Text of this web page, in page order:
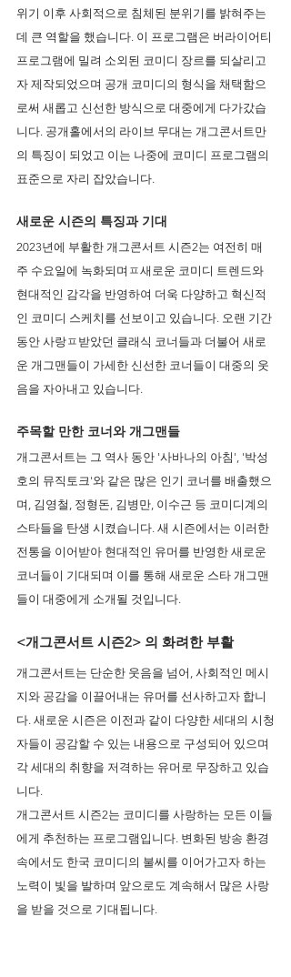
위기 이후 사회적으로 침체된 분위기를 밝혀주는
데 큰 역할을 했습니다. 이 프로그램은 버라이어티
프로그램에 밀려 소외된 코미디 장르를 되살리고
자 제작되었으며 공개 코미디의 형식을 채택함으
로써 새롭고 신선한 방식으로 대중에게 다가갔습
니다. 공개홀에서의 라이브 무대는 개그콘서트만
의 특징이 되었고 이는 나중에 코미디 프로그램의
표준으로 자리 잡았습니다.
새로운 시즌의 특징과 기대
2023년에 부활한 개그콘서트 시즌2는 여전히 매
주 수요일에 녹화되며ㅍ새로운 코미디 트렌드와
현대적인 감각을 반영하여 더욱 다양하고 혁신적
인 코미디 스케치를 선보이고 있습니다. 오랜 기간
동안 사랑ㅍ받았던 클래식 코너들과 더불어 새로
운 개그맨들이 가세한 신선한 코너들이 대중의 웃
음을 자아내고 있습니다.
주목할 만한 코너와 개그맨들
개그콘서트는 그 역사 동안 '사바나의 아침', '박성
호의 뮤직토크'와 같은 많은 인기 코너를 배출했으
며, 김영철, 정형돈, 김병만, 이수근 등 코미디계의
스타들을 탄생 시켰습니다. 새 시즌에서는 이러한
전통을 이어받아 현대적인 유머를 반영한 새로운
코너들이 기대되며 이를 통해 새로운 스타 개그맨
들이 대중에게 소개될 것입니다.
<개그콘서트 시즌2> 의 화려한 부활
개그콘서트는 단순한 웃음을 넘어, 사회적인 메시
지와 공감을 이끌어내는 유머를 선사하고자 합니
다. 새로운 시즌은 이전과 같이 다양한 세대의 시청
자들이 공감할 수 있는 내용으로 구성되어 있으며
각 세대의 취향을 저격하는 유머로 무장하고 있습
니다.
개그콘서트 시즌2는 코미디를 사랑하는 모든 이들
에게 추천하는 프로그램입니다. 변화된 방송 환경
속에서도 한국 코미디의 불씨를 이어가고자 하는
노력이 빛을 발하며 앞으로도 계속해서 많은 사랑
을 받을 것으로 기대됩니다.